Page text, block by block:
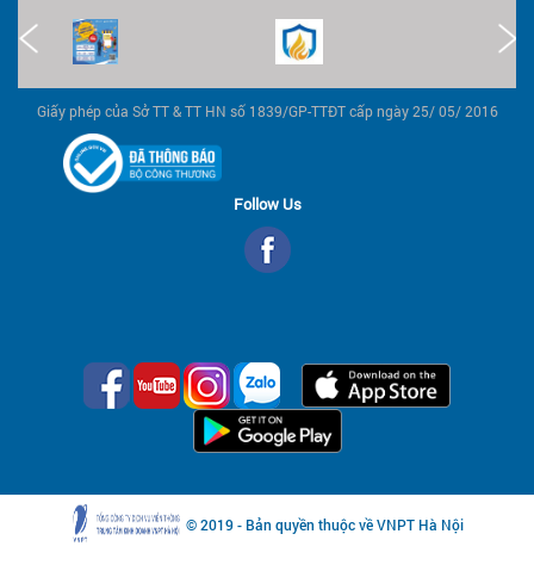
Giấy phép của Sở TT & TT HN số 1839/GP-TTĐT cấp ngày 25/ 05/ 2016
Follow Us
© 2019 - Bản quyền thuộc về VNPT Hà Nội